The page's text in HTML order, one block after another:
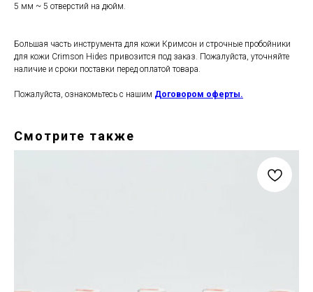
5 мм ~ 5 отверстий на дюйм.
Большая часть инструмента для кожи Кримсон и строчные пробойники
для кожи Crimson Hides привозится под заказ. Пожалуйста, уточняйте
наличие и сроки поставки перед оплатой товара.
Пожалуйста, ознакомьтесь с нашим Договором оферты.
Смотрите также